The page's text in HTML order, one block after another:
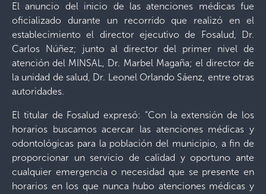
El anuncio del inicio de las atenciones médicas fue
oficializado durante un recorrido que realizó en el
establecimiento el director ejecutivo de Fosalud, Dr.
Carlos Núñez; junto al director del primer nivel de
atención del MINSAL, Dr. Marbel Magaña; el director de
la unidad de salud, Dr. Leonel Orlando Sáenz, entre otras
autoridades.
El titular de Fosalud expresó: “Con la extensión de los
horarios buscamos acercar las atenciones médicas y
odontológicas para la población del municipio, a fin de
proporcionar un servicio de calidad y oportuno ante
cualquier emergencia o necesidad que se presente en
horarios en los que nunca hubo atenciones médicas y